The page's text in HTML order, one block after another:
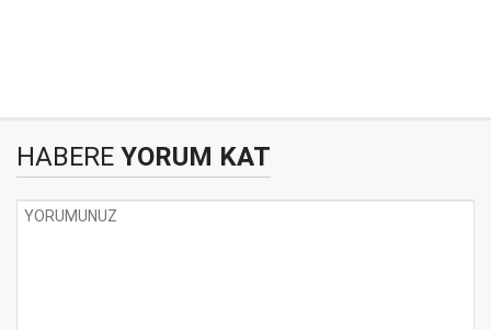
HABERE YORUM KAT